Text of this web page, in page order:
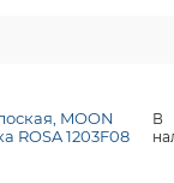
MOON
ROSA 1203F08
В